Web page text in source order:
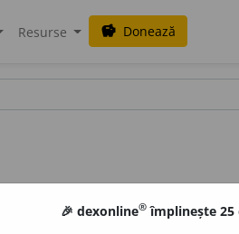
Resurse savings Donează
🎉 dexonline® împlinește 25